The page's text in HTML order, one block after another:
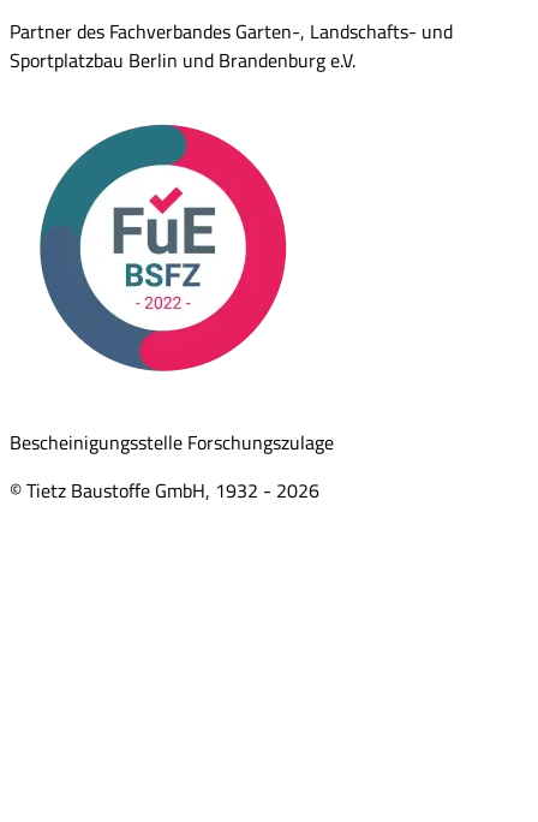
Partner des Fachverbandes Garten-, Landschafts- und
Sportplatzbau Berlin und Brandenburg e.V.
Bescheinigungsstelle Forschungszulage
© Tietz Baustoffe GmbH, 1932 - 2026